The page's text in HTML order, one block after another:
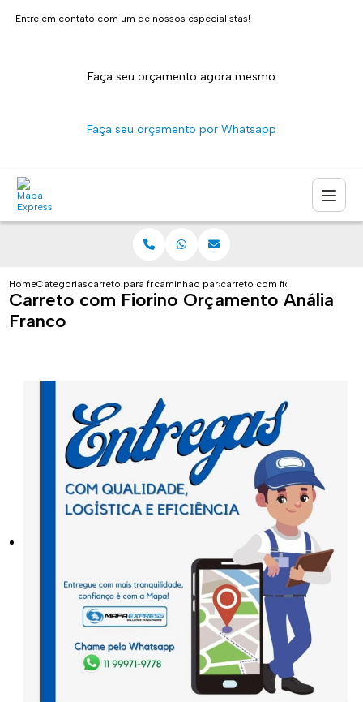
Entre em contato com um de nossos especialistas!
Faça seu orçamento agora mesmo
Faça seu orçamento por Whatsapp
HomeCategoriascarreto para fretescaminhao para carreto sao paulo
carreto com fiorino
Carreto com Fiorino Orçamento Anália
Franco